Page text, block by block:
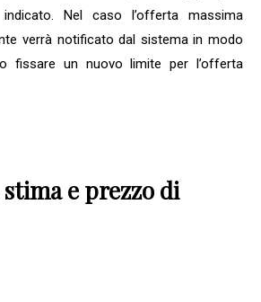
Nel caso l’offerta massima
verrà notificato dal sistema in modo
fissare un nuovo limite per l’offerta
stima e prezzo di